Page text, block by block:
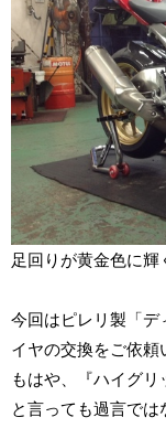
足回りが黄金色に輝
今回はピレリ製「デ
イヤの交換をご依頼
もはや、『ハイグ
と言っても過言で